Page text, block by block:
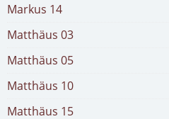
Markus 14
Matthäus 03
Matthäus 05
Matthäus 10
Matthäus 15